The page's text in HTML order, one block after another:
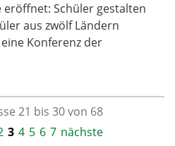
eröffnet: Schüler gestalten
aus zwölf Ländern
Konferenz der
21 bis 30 von 68
3 4 5 6 7 nächste